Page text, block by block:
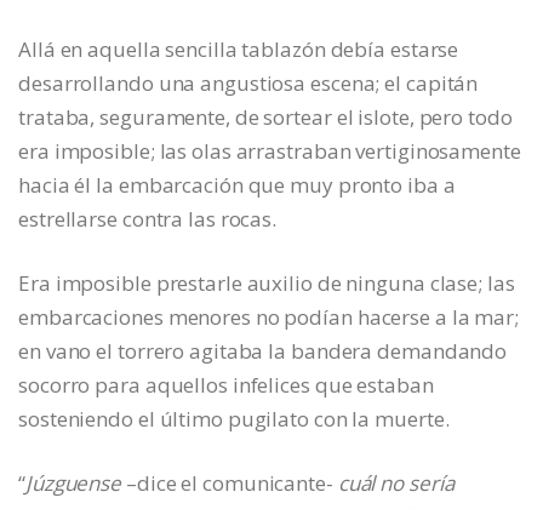
Allá en aquella sencilla tablazón debía estarse
desarrollando una angustiosa escena; el capitán
trataba, seguramente, de sortear el islote, pero todo
era imposible; las olas arrastraban vertiginosamente
hacia él la embarcación que muy pronto iba a
estrellarse contra las rocas.
Era imposible prestarle auxilio de ninguna clase; las
embarcaciones menores no podían hacerse a la mar;
en vano el torrero agitaba la bandera demandando
socorro para aquellos infelices que estaban
sosteniendo el último pugilato con la muerte.
“Júzguense –dice el comunicante- cuál no sería